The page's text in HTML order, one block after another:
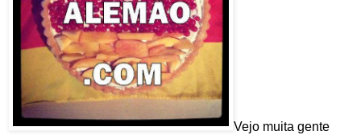
Vejo muita gente